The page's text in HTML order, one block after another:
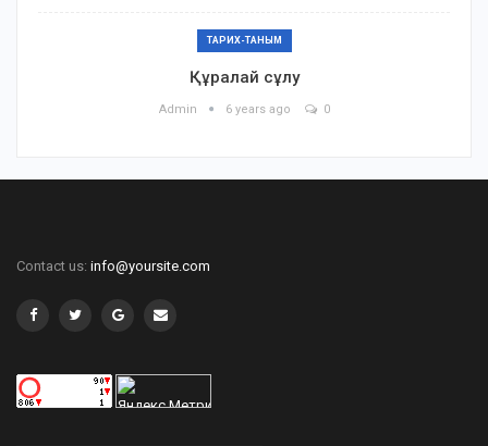
ТАРИХ-ТАНЫМ
Құралай сұлу
Admin 6 years ago 0
Contact us: info@yoursite.com